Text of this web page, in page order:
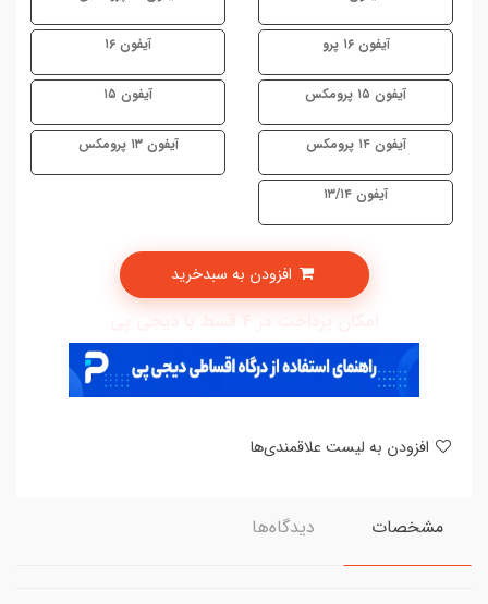
آیفون ۱۶ پرو آیفون ۱۶
آیفون ۱۵ پرومکس آیفون ۱۵
آیفون ۱۴ پرومکس آیفون ۱۳ پرومکس
آیفون ۱۳/۱۴
مشخصات دیدگاه‌ها